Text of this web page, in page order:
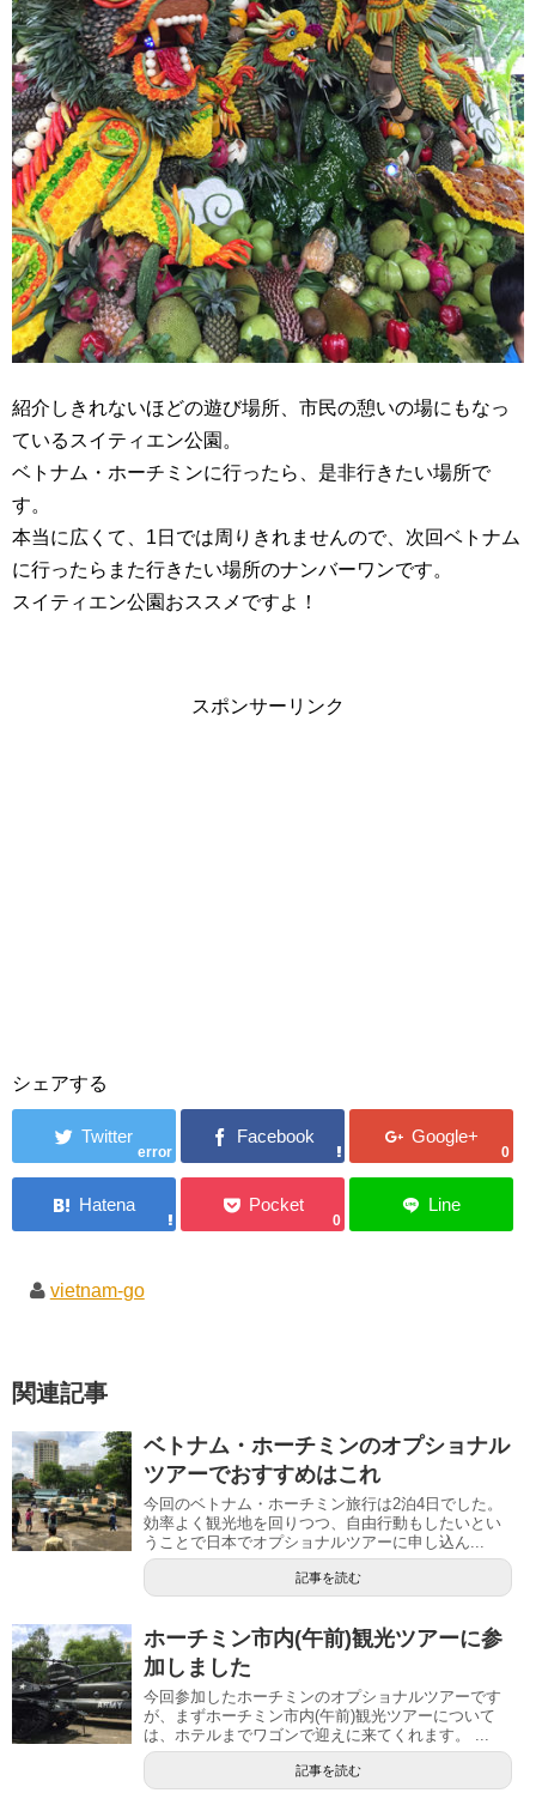
紹介しきれないほどの遊び場所、市民の憩いの場にもなっ
ているスイティエン公園。
ベトナム・ホーチミンに行ったら、是非行きたい場所で
す。
本当に広くて、1日では周りきれませんので、次回ベトナム
に行ったらまた行きたい場所のナンバーワンです。
スイティエン公園おススメですよ！
スポンサーリンク
シェアする
error 0
0
vietnam-go
関連記事
ベトナム・ホーチミンのオプショナル
ツアーでおすすめはこれ
今回のベトナム・ホーチミン旅行は2泊4日でした。
効率よく観光地を回りつつ、自由行動もしたいとい
うことで日本でオプショナルツアーに申し込ん...
記事を読む
ホーチミン市内(午前)観光ツアーに参
加しました
今回参加したホーチミンのオプショナルツアーです
が、まずホーチミン市内(午前)観光ツアーについて
は、ホテルまでワゴンで迎えに来てくれます。 ...
記事を読む